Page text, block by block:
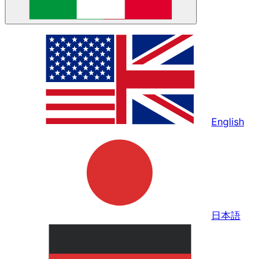
English
日本語